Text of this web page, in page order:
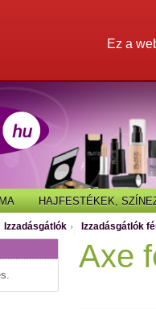
Ez a
HAJFESTÉKEK,
Izzadásgátlók Izzadásgátlók
Axe